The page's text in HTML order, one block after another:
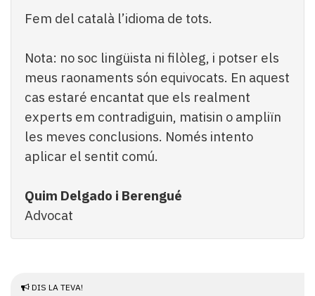
Fem del català l’idioma de tots.
Nota: no soc lingüista ni filòleg, i potser els
meus raonaments són equivocats. En aquest
cas estaré encantat que els realment
experts em contradiguin, matisin o ampliïn
les meves conclusions. Només intento
aplicar el sentit comú.
Quim Delgado i Berengué
Advocat
DIS LA TEVA!